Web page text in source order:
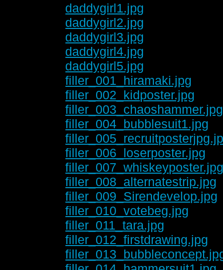
daddygirl1.jpg
daddygirl2.jpg
daddygirl3.jpg
daddygirl4.jpg
daddygirl5.jpg
filler_001_hiramaki.jpg
filler_002_kidposter.jpg
filler_003_chaoshammer.jpg
filler_004_bubblesuit1.jpg
filler_006_loserposter.jpg
filler_008_alternatestrip.jpg
filler_009_Sirendevelop.jpg
filler_010_votebeg.jpg
filler_011_tara.jpg
filler_012_firstdrawing.jpg